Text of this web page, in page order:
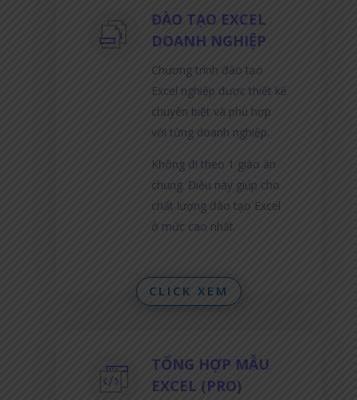
ĐÀO TẠO EXCEL
DOANH NGHIỆP
Chương trình đào tạo
Excel nghiệp được thiết kế
chuyên biệt và phù hợp
với từng doanh nghiệp.
Không đi theo 1 giáo án
chung. Điều này giúp cho
chất lượng đào tạo Excel
ở mức cao nhất.
CLICK XEM
TỔNG HỢP MẪU
EXCEL (PRO)